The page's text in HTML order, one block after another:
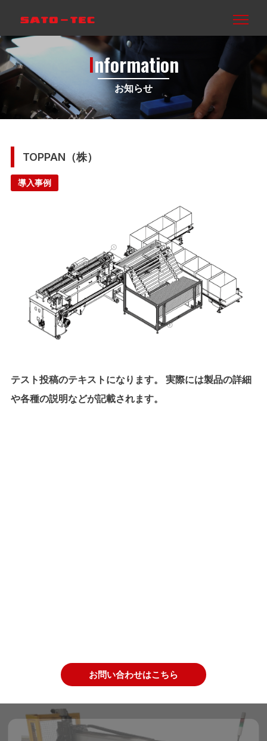
Information
お知らせ
TOPPAN（株）
導入事例
テスト投稿のテキストになります。 実際には製品の詳細
や各種の説明などが記載されます。
お問い合わせはこちら